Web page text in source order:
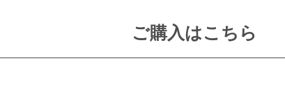
ご購入はこちら